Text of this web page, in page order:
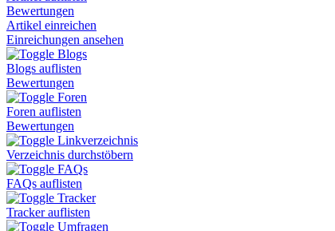
Bewertungen
Artikel einreichen
Einreichungen ansehen
Blogs
Blogs auflisten
Bewertungen
Foren
Foren auflisten
Bewertungen
Linkverzeichnis
Verzeichnis durchstöbern
FAQs
FAQs auflisten
Tracker
Tracker auflisten
Umfragen